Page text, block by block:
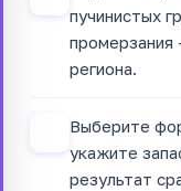
пучинистых
промерзания
региона.
Выберите
укажите
результат